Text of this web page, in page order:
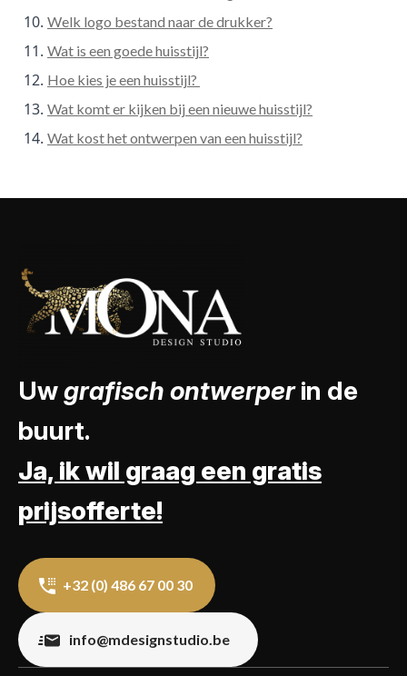
Welk logo bestand naar de drukker?
Wat is een goede huisstijl?
Hoe kies je een huisstijl?
Wat komt er kijken bij een nieuwe huisstijl?
Wat kost het ontwerpen van een huisstijl?
Uwgrafisch ontwerperin de
buurt.
Ja, ik wil graag een gratis
prijsofferte!
+32 (0) 486 67 00 30
info@mdesignstudio.be